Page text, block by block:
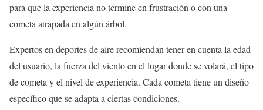
para que la experiencia no termine en frustración o con una
cometa atrapada en algún árbol.
Expertos en deportes de aire recomiendan tener en cuenta la edad
del usuario, la fuerza del viento en el lugar donde se volará, el tipo
de cometa y el nivel de experiencia. Cada cometa tiene un diseño
específico que se adapta a ciertas condiciones.